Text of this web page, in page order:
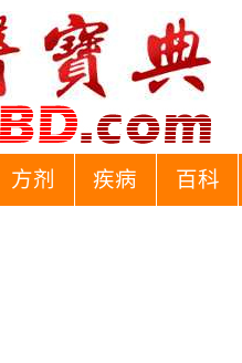
方剂 疾病 百科